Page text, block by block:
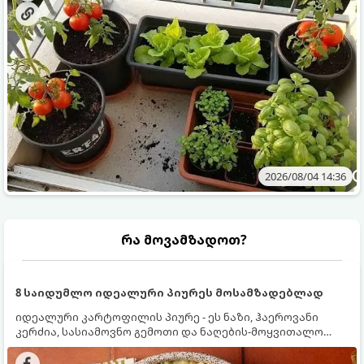
2026/08/04 14:36
რა მოვამზადოთ?
8 საიდუმლო იდეალური პიურეს მოსამზადებლად
იდეალური კარტოფილის პიურე - ეს ნაზი, ჰაეროვანი
კერძია, სასიამოვნო გემოთი და ნაღების-მოყვითალო
ფერით. მისი მომზადება ძალიან მარტივია, მაგრამ